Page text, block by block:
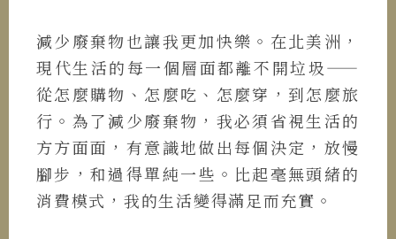
減少廢棄物也讓我更加快樂。在北美洲，
現代生活的每一個層面都離不開垃圾——
從怎麼購物、怎麼吃、怎麼穿，到怎麼旅
行。為了減少廢棄物，我必須省視生活的
方方面面，有意識地做出每個決定，放慢
腳步，和過得單純一些。比起毫無頭緒的
消費模式，我的生活變得滿足而充實。